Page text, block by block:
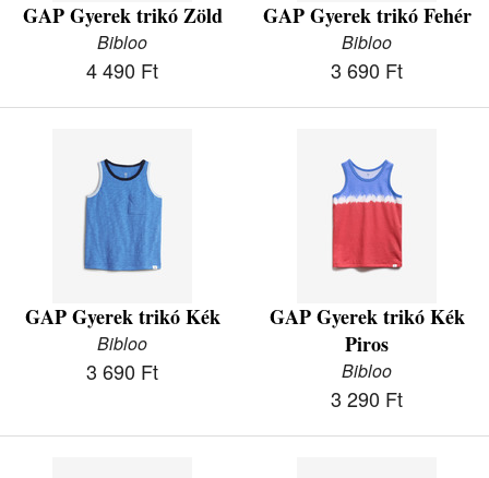
GAP Gyerek trikó Zöld
Bibloo
4 490 Ft
GAP Gyerek trikó Fehér
Bibloo
3 690 Ft
GAP Gyerek trikó Kék
Bibloo
3 690 Ft
GAP Gyerek trikó Kék
Piros
Bibloo
3 290 Ft